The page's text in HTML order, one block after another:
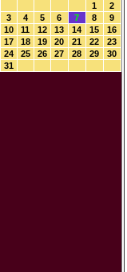
1
2
3
4 5 6 7 8
9
10
11 12 13 14 15
16
17
18 19 20 21 22
23
24
25 26 27 28 29
30
31